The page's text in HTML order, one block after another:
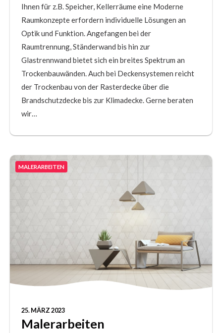
Ihnen für z.B. Speicher, Kellerräume eine Moderne
Raumkonzepte erfordern individuelle Lösungen an
Optik und Funktion. Angefangen bei der
Raumtrennung, Ständerwand bis hin zur
Glastrennwand bietet sich ein breites Spektrum an
Trockenbauwänden. Auch bei Deckensystemen reicht
der Trockenbau von der Rasterdecke über die
Brandschutzdecke bis zur Klimadecke. Gerne beraten
wir…
MALERARBEITEN
25. MÄRZ 2023
Malerarbeiten